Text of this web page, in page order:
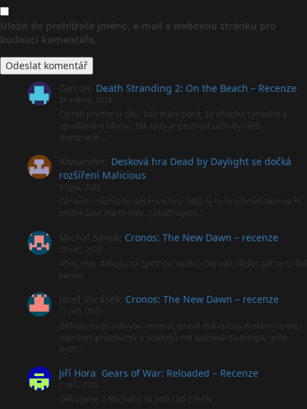
Uložit do prohlížeče jméno, e-mail a webovou stránku pro
budoucí komentáře.
Zarcon Death Stranding 2: On the Beach – Recenze
24 května, 2026
Oproti prvním u dílu, kdy máte pocit, že chodíte syrovém a
opuštěném Marsu, tak tady je pestrost přírody větší,
dostanete…
Alexander Desková hra Dead by Daylight se dočká
rozšíření Malicious
9 října, 2025
Zdravím mám tuto deskovu hru DBD Aj tu hru hrám ako na PC
online baví ma to moc :) zbožňujem…
Michal Synek Cronos: The New Dawn – recenze
29 září, 2025
Ahoj, moc děkuju za zpětnou vazbu. Dej pak vědět, jak se ti líbil
konec.
Josef Vocásek Cronos: The New Dawn – recenze
17 září, 2025
Děkuju za působivou recenzí, právě dokončuji ocelárny a děj i
navržení průzkumu a soubojů mě dostává do tempa, ještě
bych…
Jiří Hora Gears of War: Reloaded – Recenze
2 září, 2025
Děkujeme a Michal si to jistě rád přečte